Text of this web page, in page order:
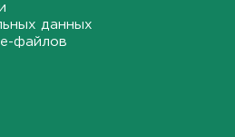
данных
файлов